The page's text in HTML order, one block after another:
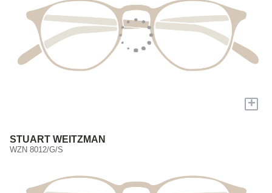
+
STUART WEITZMAN
WZN 8012/G/S